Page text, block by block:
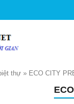
thự » ECO CITY